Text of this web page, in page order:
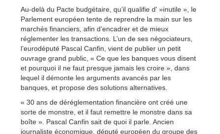
Au-delà du Pacte budgétaire, qu’il qualifie d' »inutile », le
Parlement européen tente de reprendre la main sur les
marchés financiers, afin d’encadrer et de mieux
réglementer les transactions. L’un de ses négociateurs,
l’eurodéputé Pascal Canfin, vient de publier un petit
ouvrage grand public, « Ce que les banques vous disent
et pourquoi il ne faut presque jamais les croire », dans
lequel il démonte les arguments avancés par les
banques, et propose des solutions alternatives.
« 30 ans de déréglementation financière ont créé une
sorte de monstre, et il faut remettre le monstre dans sa
boîte ». Pascal Canfin sait de quoi il parle. Ancien
journaliste économique, député européen du groupe des